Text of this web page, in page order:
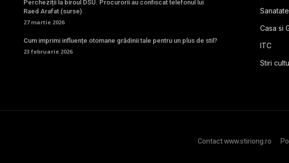
Percheziții la biroul DSU. Procurorii au confiscat telefonul lui
Raed Arafat (surse)
27 martie 2026
Cum imprimi influențe otomane grădinii tale pentru un plus de stil?
23 februarie 2026
Casa si
ITC
Stiri
Contact www.stiriong.ro